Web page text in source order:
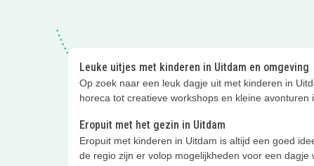
Leuke uitjes met kinderen in Uitdam en omgeving
Op zoek naar een leuk dagje uit met kinderen in
horeca tot creatieve workshops en kleine
Eropuit met het gezin in Uitdam
Eropuit met kinderen in Uitdam is altijd een goed
de regio zijn er volop mogelijkheden voor een